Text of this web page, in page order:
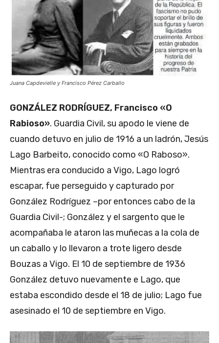
Juana Capdevielle y Francisco Pérez Carballo
GONZÁLEZ RODRÍGUEZ, Francisco «O
Rabioso». Guardia Civil, su apodo le viene de
cuando detuvo en julio de 1916 a un ladrón, Jesús
Lago Barbeito, conocido como «O Raboso».
Mientras era conducido a Vigo, Lago logró
escapar, fue perseguido y capturado por
González Rodríguez –por entonces cabo de la
Guardia Civil-; González y el sargento que le
acompañaba le ataron las muñecas a la cola de
un caballo y lo llevaron a trote ligero desde
Bouzas a Vigo. El 10 de septiembre de 1936
González detuvo nuevamente e Lago, que
estaba escondido desde el 18 de julio; Lago fue
asesinado el 10 de septiembre en Vigo.